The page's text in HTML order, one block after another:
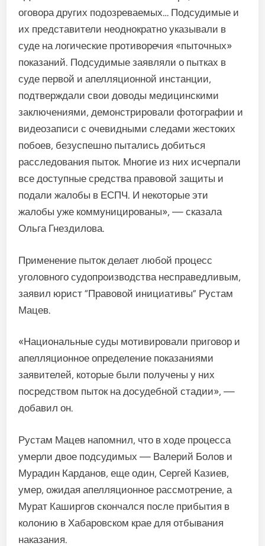
оговора других подозреваемых… Подсудимые и
их представители неоднократно указывали в
суде на логические противоречия «пыточных»
показаний. Подсудимые заявляли о пытках в
суде первой и апелляционной инстанции,
подтверждали свои доводы медицинскими
заключениями, демонстрировали фотографии и
видеозаписи с очевидными следами жестоких
побоев, безуспешно пытались добиться
расследования пыток. Многие из них исчерпали
все доступные средства правовой защиты и
подали жалобы в ЕСПЧ. И некоторые эти
жалобы уже коммуницированы», — сказала
Ольга Гнездилова.
Применение пыток делает любой процесс
уголовного судопроизводства несправедливым,
заявил юрист “Правовой инициативы” Рустам
Мацев.
«Национальные суды мотивировали приговор и
апелляционное определение показаниями
заявителей, которые были получены у них
посредством пыток на досудебной стадии», —
добавил он.
Рустам Мацев напомнил, что в ходе процесса
умерли двое подсудимых — Валерий Болов и
Мурадин Карданов, еще один, Сергей Казиев,
умер, ожидая апелляционное рассмотрение, а
Мурат Каширгов скончался после прибытия в
колонию в Хабаровском крае для отбывания
наказания.